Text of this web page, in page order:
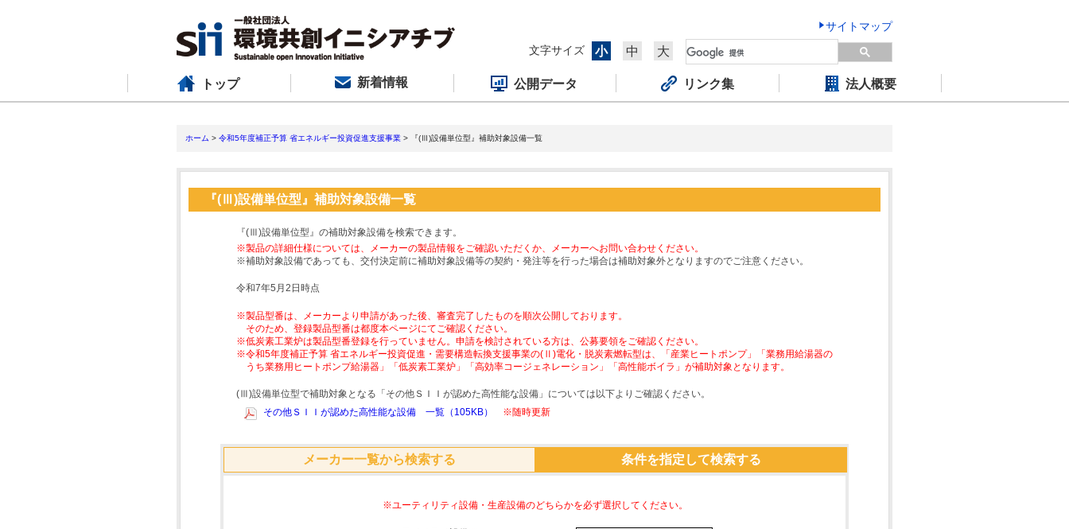
サイトマップ
文字サイズ
小 中 大
トップ 新着情報 公開データ リンク集 法人概要
ホーム > 令和5年度補正予算 省エネルギー投資促進支援事業 > 『(Ⅲ)設備単位型』補助対象設備一覧
『(Ⅲ)設備単位型』補助対象設備一覧
『(Ⅲ)設備単位型』の補助対象設備を検索できます。
※製品の詳細仕様については、メーカーの製品情報をご確認いただくか、メーカーへお問い合わせください。
※補助対象設備であっても、交付決定前に補助対象設備等の契約・発注等を行った場合は補助対象外となりますのでご注意ください。
令和7年5月2日時点
※製品型番は、メーカーより申請があった後、審査完了したものを順次公開しております。
そのため、登録製品型番は都度本ページにてご確認ください。
※低炭素工業炉は製品型番登録を行っていません。申請を検討されている方は、公募要領をご確認ください。
※令和5年度補正予算 省エネルギー投資促進・需要構造転換支援事業の(Ⅱ)電化・脱炭素燃転型は、「産業ヒートポンプ」「業務用給湯器の
うち業務用ヒートポンプ給湯器」「低炭素工業炉」「高効率コージェネレーション」「高性能ボイラ」が補助対象となります。
(Ⅲ)設備単位型で補助対象となる「その他ＳＩＩが認めた高性能な設備」については以下よりご確認ください。
その他ＳＩＩが認めた高性能な設備 一覧（105KB）
※随時更新
メーカー一覧から検索する 条件を指定して検索する
※ユーティリティ設備・生産設備のどちらかを必ず選択してください。